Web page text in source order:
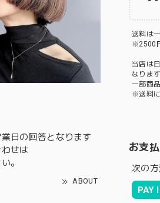
日の回答となります
せは
。
ABOUT
送料は
※2500
当店は
なります
一部商
※送料
お支
次の
PAY